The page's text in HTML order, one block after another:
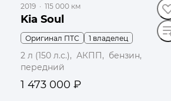
2019 · 115 000 км
Kia Soul
Оригинал ПТС 1 владелец
2 л (150 л.с.), АКПП, бензин,
передний
1 473 000 ₽